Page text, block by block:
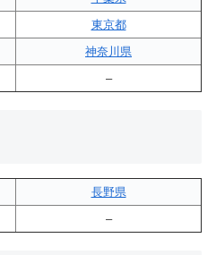
東京都
神奈川県
–
長野県
–